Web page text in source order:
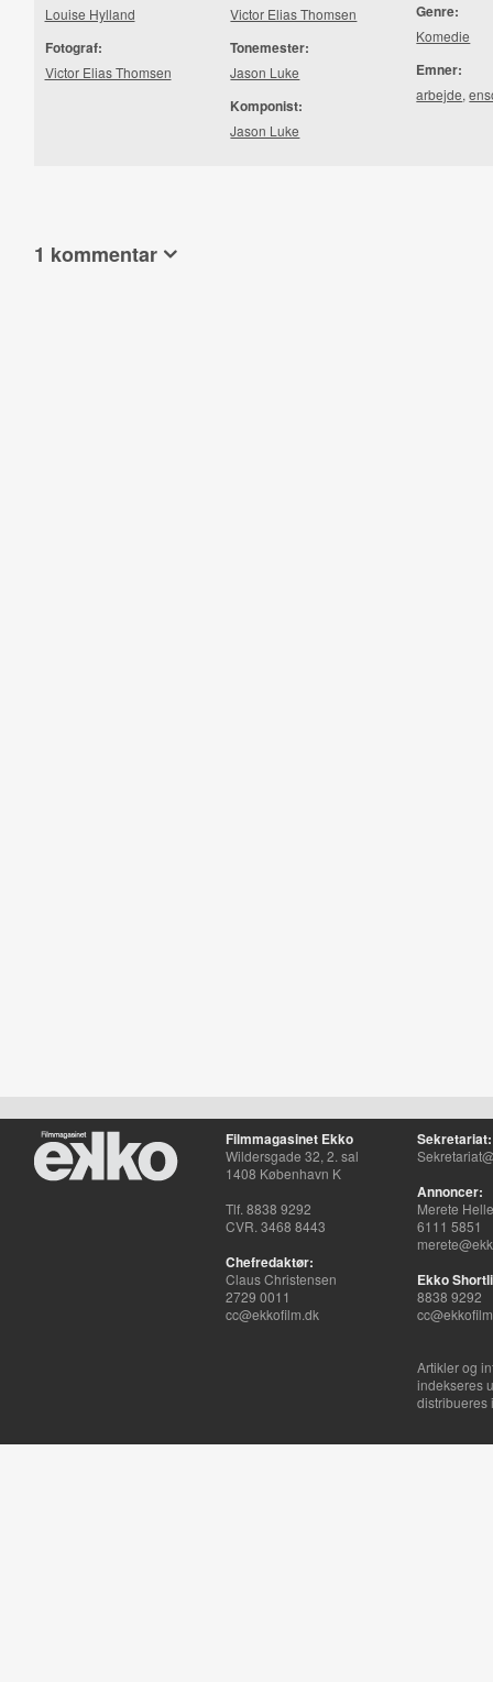
Louise Hylland
Fotograf:
Victor Elias Thomsen
Victor Elias Thomsen
Tonemester:
Jason Luke
Komponist:
Jason Luke
Genre:
Komedie
Emner:
arbejde,
1 kommentar
Filmmagasinet Ekko
Wildersgade 32, 2. sal
1408 København K
Tlf. 8838 9292
CVR. 3468 8443
Chefredaktør:
Claus Christensen
2729 0011
cc@ekkofilm.dk
Sekretariat:
Annoncer:
Merete
6111 5851
Ekko
8838 9292
Artikler og
indekseres
distribueres